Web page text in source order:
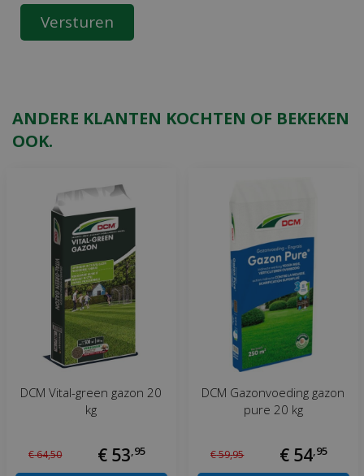
ANDERE KLANTEN KOCHTEN OF BEKEKEN
OOK.
DCM Vital-green gazon 20
kg
€64,50 € 53,95
DCM Gazonvoeding gazon
pure 20 kg
€59,95 € 54,95